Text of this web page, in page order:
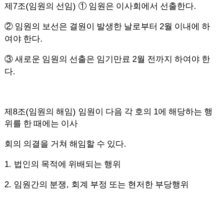
제7조(임원의 선임) ① 임원은 이사회에서 선출한다.
② 임원의 보선은 결원이 발생한 날로부터 2월 이내에 하
여야 한다.
③ 새로운 임원의 선출은 임기만료 2월 전까지 하여야 한
다.
제8조(임원의 해임) 임원이 다음 각 호의 1에 해당하는 행
위를 한 때에는 이사
회의 의결을 거쳐 해임할 수 있다.
1. 법인의 목적에 위배되는 행위
2. 임원간의 분쟁, 회계 부정 또는 현저한 부당행위